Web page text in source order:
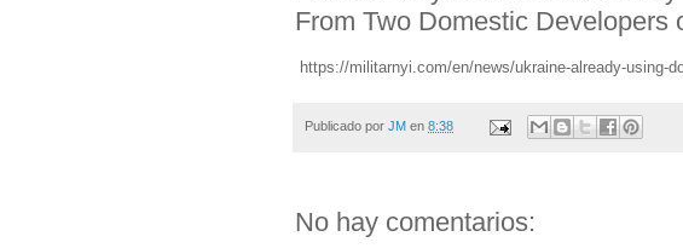
From Two Domestic Developers
https://militarnyi.com/en/news/ukraine-already-using-
Publicado por JM en 8:38
No hay comentarios: